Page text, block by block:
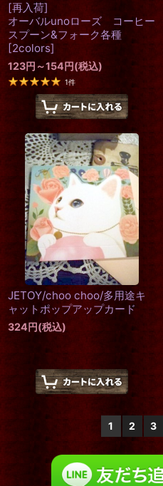
[再入荷]
オーバルunoローズ コーヒー
スプーン&フォーク各種
[2colors]
123円 ～154円(税込)
1件
JETOY/choo choo/多用途キ
ャットポップアップカード
324円(税込)
1 2 3